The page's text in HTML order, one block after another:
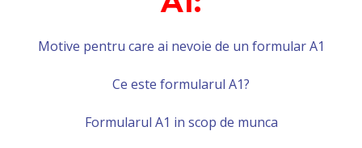
Motive pentru care ai nevoie de un formular A1
Ce este formularul A1?
Formularul A1 in scop de munca